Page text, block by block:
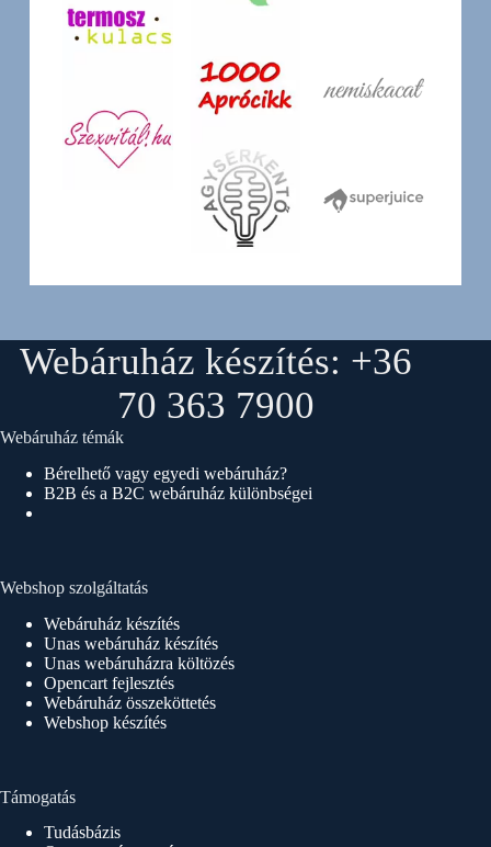
Webáruház készítés: +36
70 363 7900
Webáruház témák
Bérelhető vagy egyedi webáruház?
B2B és a B2C webáruház különbségei
Webshop szolgáltatás
Webáruház készítés
Unas webáruház készítés
Unas webáruházra költözés
Opencart fejlesztés
Webáruház összeköttetés
Webshop készítés
Támogatás
Tudásbázis